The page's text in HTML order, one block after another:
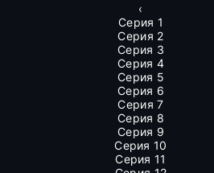
‹
Серия 1
Серия 2
Серия 3
Серия 4
Серия 5
Серия 6
Серия 7
Серия 8
Серия 9
Серия 10
Серия 11